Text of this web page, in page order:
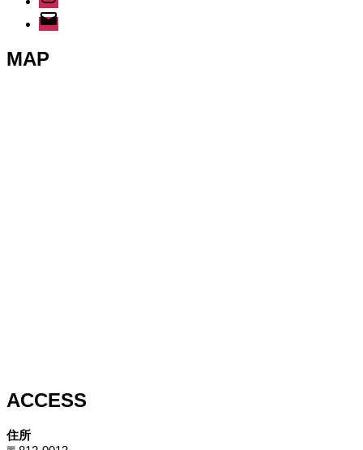
メ
ー
ル
MAP
ACCESS
住所